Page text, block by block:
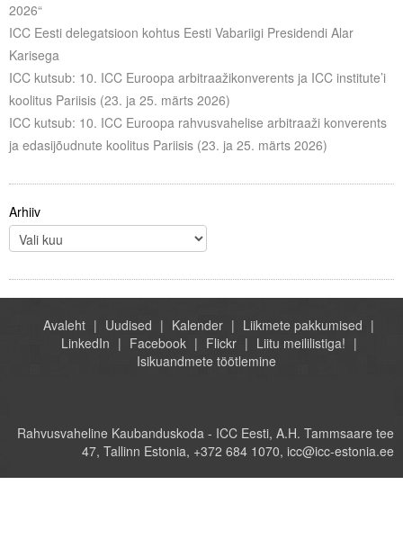
2026“
ICC Eesti delegatsioon kohtus Eesti Vabariigi Presidendi Alar
Karisega
ICC kutsub: 10. ICC Euroopa arbitraažikonverents ja ICC institute’i
koolitus Pariisis (23. ja 25. märts 2026)
ICC kutsub: 10. ICC Euroopa rahvusvahelise arbitraaži konverents
ja edasijõudnute koolitus Pariisis (23. ja 25. märts 2026)
Arhiiv
Avaleht Uudised Kalender
Liikmete pakkumised
LinkedIn
Facebook Flickr
Liitu meililistiga!
Isikuandmete töötlemine
Rahvusvaheline Kaubanduskoda - ICC Eesti, A.H. Tammsaare tee
47, Tallinn Estonia, +372 684 1070, icc@icc-estonia.ee